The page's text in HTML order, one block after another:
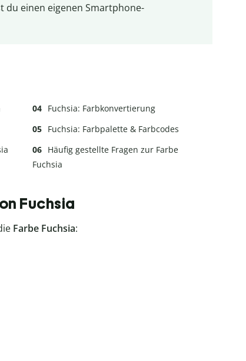
du einen eigenen Smartphone-
Fuchsia: Farbkonvertierung
Fuchsia: Farbpalette & Farbcodes
Häufig gestellte Fragen zur Farbe
Fuchsia
Fuchsia
Farbe Fuchsia: